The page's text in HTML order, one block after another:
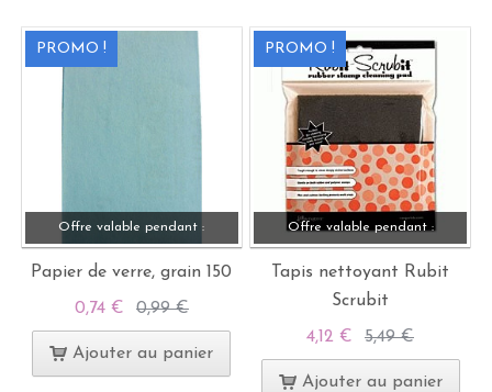
PROMO !
Offre valable pendant :
Papier de verre, grain 150
0,74 € 0,99 €
Ajouter au panier
PROMO !
Offre valable pendant :
Tapis nettoyant Rubit
Scrubit
4,12 € 5,49 €
Ajouter au panier